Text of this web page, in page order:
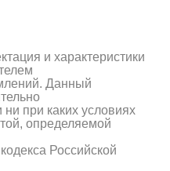
и характеристики
Данный
при каких условиях
определяемой
Российской